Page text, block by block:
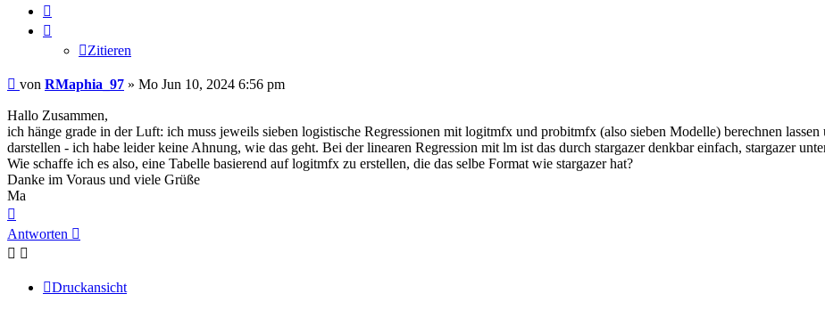
Zitieren
Beitrag
von RMaphia_97 » Mo Jun 10, 2024 6:56 pm
Hallo Zusammen,
ich hänge grade in der Luft: ich muss jeweils sieben logistische Regressionen mit logitmfx und probitmfx (also sieben Modelle) berechnen
darstellen - ich habe leider keine Ahnung, wie das geht. Bei der linearen Regression mit lm ist das durch stargazer denkbar einfach, stargazer
Wie schaffe ich es also, eine Tabelle basierend auf logitmfx zu erstellen, die das selbe Format wie stargazer hat?
Danke im Voraus und viele Grüße
Ma
oben
Antworten
Druckansicht